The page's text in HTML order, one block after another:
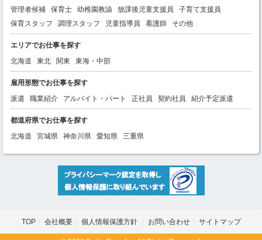
管理者候補
保育士 幼稚園教諭 放課後児童支援員
子育て支援員
保育スタッフ
調理スタッフ 児童指導員 看護師 その他
エリアでお仕事を探す
北海道
東北 関東 東海・中部
雇用形態でお仕事を探す
派遣
職業紹介 アルバイト・パート 正社員 契約社員 紹介予定派遣
都道府県でお仕事を探す
北海道
宮城県 神奈川県 愛知県 三重県
TOP 会社概要 個人情報保護方針 お問い合わせ サイトマップ